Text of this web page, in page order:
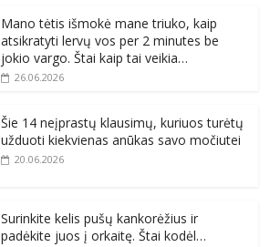
Mano tėtis išmokė mane triuko, kaip
atsikratyti lervų vos per 2 minutes be
jokio vargo. Štai kaip tai veikia…
26.06.2026
Šie 14 neįprastų klausimų, kuriuos turėtų
užduoti kiekvienas anūkas savo močiutei
20.06.2026
Surinkite kelis pušų kankorėžius ir
padėkite juos į orkaitę. Štai kodėl…